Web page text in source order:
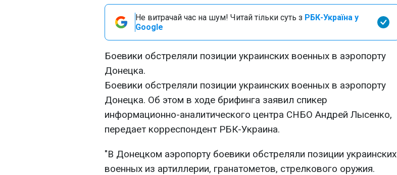
Не витрачай час на шум! Читай тільки суть з РБК-Україна у
Google
Боевики обстреляли позиции украинских военных в аэропорту
Донецка.
Боевики обстреляли позиции украинских военных в аэропорту
Донецка. Об этом в ходе брифинга заявил спикер
информационно-аналитического центра СНБО Андрей Лысенко,
передает корреспондент РБК-Украина.
"В Донецком аэропорту боевики обстреляли позиции украинских
военных из артиллерии, гранатометов, стрелкового оружия.